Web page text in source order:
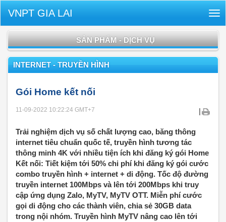
VNPT GIA LAI
SẢN PHẨM - DỊCH VỤ
INTERNET - TRUYỀN HÌNH
Gói Home kết nối
11-09-2022 10:22:24 GMT+7 |
Trải nghiệm dịch vụ số chất lượng cao, băng thông
internet tiêu chuẩn quốc tế, truyền hình tương tác
thông minh 4K với nhiều tiện ích khi đăng ký gói Home
Kết nối: Tiết kiệm tới 50% chi phí khi đăng ký gói cước
combo truyền hình + internet + di động. Tốc độ đường
truyền internet 100Mbps và lên tới 200Mbps khi truy
cập ứng dụng Zalo, MyTV, MyTV OTT. Miễn phí cước
gọi di động cho các thành viên, chia sẻ 30GB data
trong nội nhóm. Truyền hình MyTV nâng cao lên tới